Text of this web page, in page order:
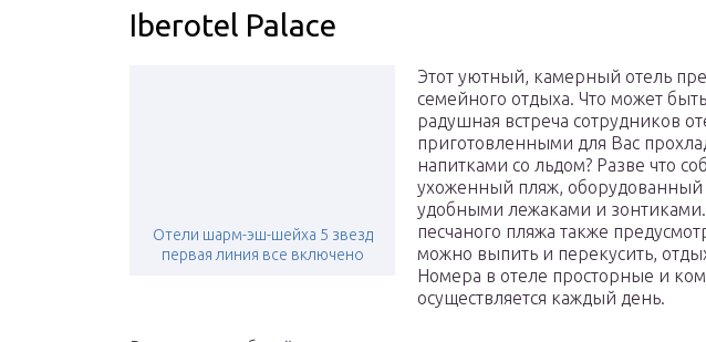
Iberotel Palace
Отели шарм-эш-шейха 5 звезд
первая линия все включено
Этот уютный, камерный отель
семейного отдыха. Что может
радушная встреча сотрудников
приготовленными для Вас
напитками со льдом? Разве что
ухоженный пляж, оборудованный
удобными лежаками и
песчаного пляжа также
можно выпить и перекусить,
Номера в отеле просторные и
осуществляется каждый день.